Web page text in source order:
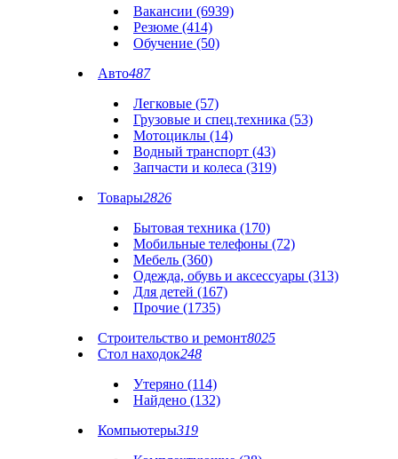
Вакансии (6939)
Резюме (414)
Обучение (50)
Авто487
Легковые (57)
Грузовые и спец.техника (53)
Мотоциклы (14)
Водный транспорт (43)
Запчасти и колеса (319)
Товары2826
Бытовая техника (170)
Мобильные телефоны (72)
Мебель (360)
Одежда, обувь и аксессуары (313)
Для детей (167)
Прочие (1735)
Строительство и ремонт8025
Стол находок248
Утеряно (114)
Найдено (132)
Компьютеры319